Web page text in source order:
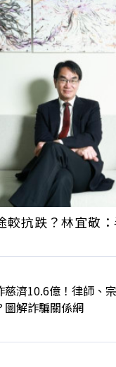
較抗跌？林宜敬
慈濟10.6億！律師、宗
圖解詐騙關係網